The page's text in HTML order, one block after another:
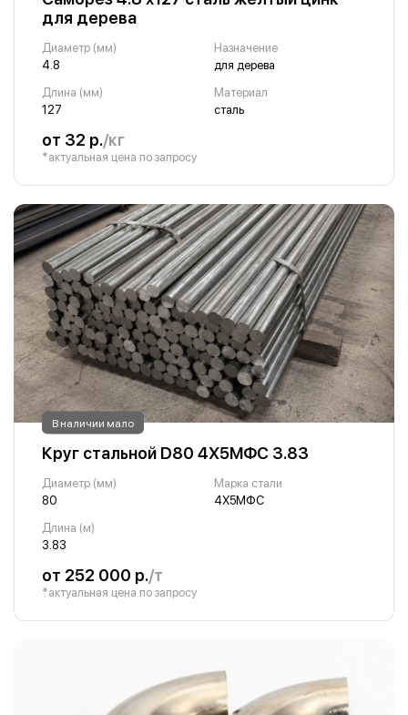
для дерева
Диаметр (мм)
4.8
Назначение
для дерева
Длина (мм)
127
Материал
сталь
от 32 р./кг
*актуальная цена по запросу
В наличии мало
Круг стальной D80 4Х5МФС 3.83
Диаметр (мм)
80
Марка стали
4Х5МФС
Длина (м)
3.83
от 252 000 р./т
*актуальная цена по запросу